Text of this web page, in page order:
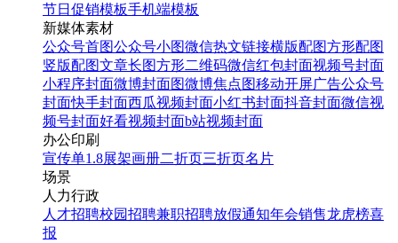
节日促销模板手机端模板
新媒体素材
公众号首图公众号小图微信热文链接横版配图方形配图
竖版配图文章长图方形二维码微信红包封面视频号封面
小程序封面微博封面图微博焦点图移动开屏广告公众号
封面快手封面西瓜视频封面小红书封面抖音封面微信视
频号封面好看视频封面b站视频封面
办公印刷
宣传单1.8展架画册二折页三折页名片
场景
人力行政
人才招聘校园招聘兼职招聘放假通知年会销售龙虎榜喜
报